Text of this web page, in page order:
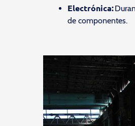
Electrónica:
de componentes.